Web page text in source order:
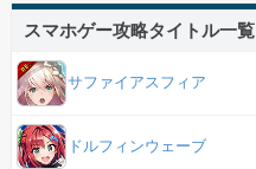
スマホゲー攻略タイトル一覧
サファイアスフィア
ドルフィンウェーブ